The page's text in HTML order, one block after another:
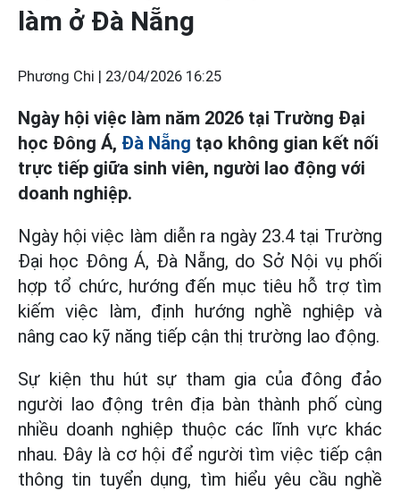
làm ở Đà Nẵng
Phương Chi | 23/04/2026 16:25
Ngày hội việc làm năm 2026 tại Trường Đại
học Đông Á, Đà Nẵng tạo không gian kết nối
trực tiếp giữa sinh viên, người lao động với
doanh nghiệp.
Ngày hội việc làm diễn ra ngày 23.4 tại Trường
Đại học Đông Á, Đà Nẵng, do Sở Nội vụ phối
hợp tổ chức, hướng đến mục tiêu hỗ trợ tìm
kiếm việc làm, định hướng nghề nghiệp và
nâng cao kỹ năng tiếp cận thị trường lao động.
Sự kiện thu hút sự tham gia của đông đảo
người lao động trên địa bàn thành phố cùng
nhiều doanh nghiệp thuộc các lĩnh vực khác
nhau. Đây là cơ hội để người tìm việc tiếp cận
thông tin tuyển dụng, tìm hiểu yêu cầu nghề